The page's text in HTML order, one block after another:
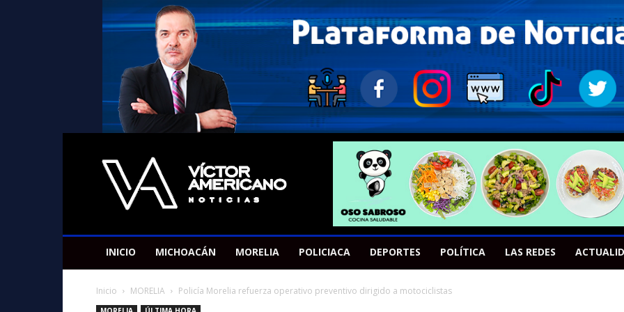
Americano
Victor
INICIO MICHOACÁN MORELIA POLICIACA DEPORTES POLÍTICA LAS REDES
Inicio MORELIA Policía Morelia refuerza operativo preventivo dirigido a motociclistas